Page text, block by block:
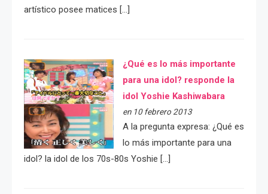
artístico posee matices […]
¿Qué es lo más importante
para una idol? responde la
idol Yoshie Kashiwabara
en 10 febrero 2013
A la pregunta expresa: ¿Qué es
lo más importante para una
idol? la idol de los 70s-80s Yoshie […]